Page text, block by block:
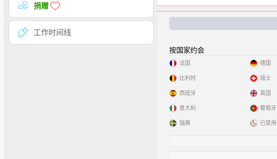
捐赠
工作时间线
按国家约会
法国
比利时
西班牙
意大利
瑞典
德国
瑞士
英国
葡萄牙
已禁用